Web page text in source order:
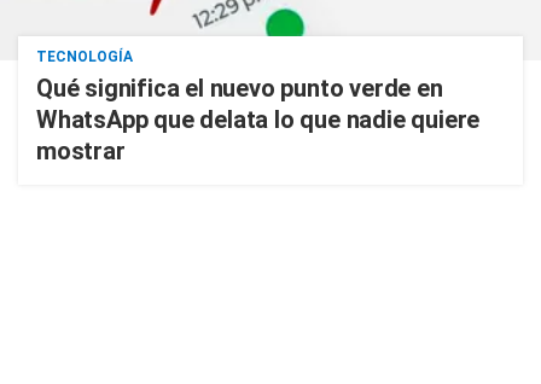
TECNOLOGÍA
Qué significa el nuevo punto verde en
WhatsApp que delata lo que nadie quiere
mostrar